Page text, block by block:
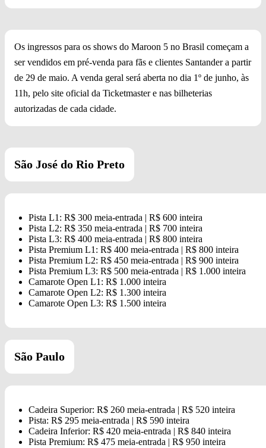
Os ingressos para os shows do Maroon 5 no Brasil começam a
ser vendidos em pré-venda para fãs e clientes Santander a partir
de 29 de maio. A venda geral será aberta no dia 1º de junho, às
11h, pelo site oficial da Ticketmaster e nas bilheterias
autorizadas de cada cidade.
São José do Rio Preto
Pista L1: R$ 300 meia-entrada | R$ 600 inteira
Pista L2: R$ 350 meia-entrada | R$ 700 inteira
Pista L3: R$ 400 meia-entrada | R$ 800 inteira
Pista Premium L1: R$ 400 meia-entrada | R$ 800 inteira
Pista Premium L2: R$ 450 meia-entrada | R$ 900 inteira
Pista Premium L3: R$ 500 meia-entrada | R$ 1.000 inteira
Camarote Open L1: R$ 1.000 inteira
Camarote Open L2: R$ 1.300 inteira
Camarote Open L3: R$ 1.500 inteira
São Paulo
Cadeira Superior: R$ 260 meia-entrada | R$ 520 inteira
Pista: R$ 295 meia-entrada | R$ 590 inteira
Cadeira Inferior: R$ 420 meia-entrada | R$ 840 inteira
Pista Premium: R$ 475 meia-entrada | R$ 950 inteira